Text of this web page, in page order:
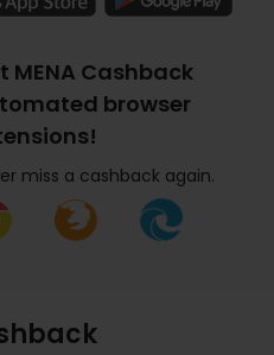
MENA Cashback
browser
miss a cashback again.